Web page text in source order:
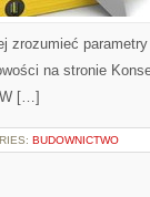
zrozumieć
na stronie
[…]
BUDOWNICTWO